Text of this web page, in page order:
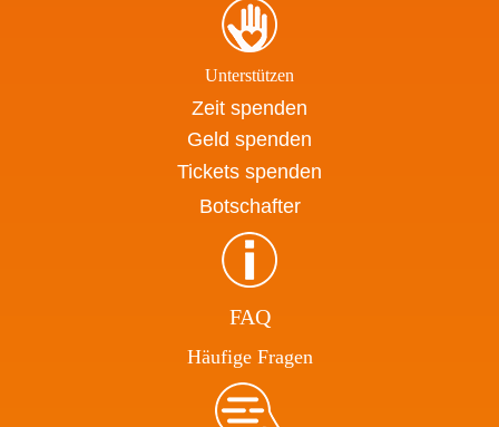
Unterstützen
Zeit spenden
Geld spenden
Tickets spenden
Botschafter
FAQ
Häufige Fragen